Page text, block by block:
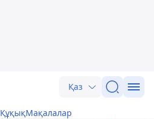
Қаз
ҚұқықМақалалар